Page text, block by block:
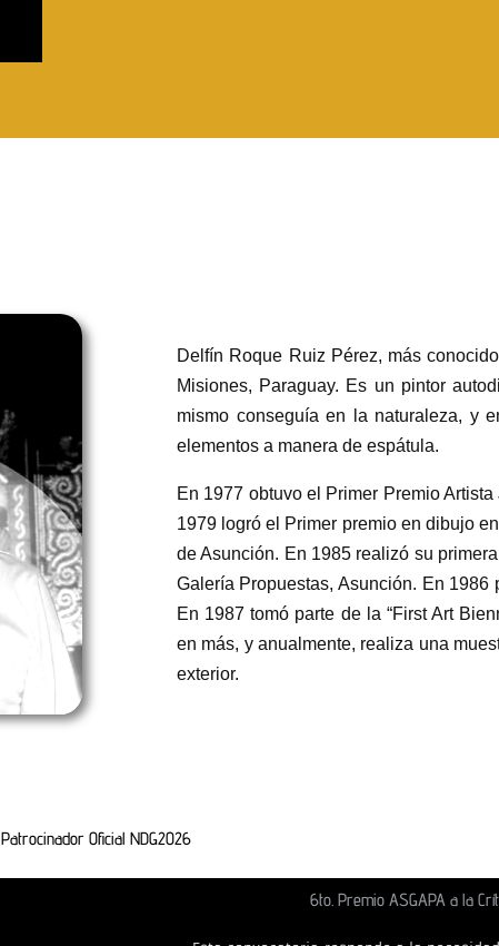
Delfín Roque Ruiz Pérez, más
Misiones, Paraguay. Es un pintor
mismo conseguía en la naturaleza, y
elementos a manera de espátula.
En 1977 obtuvo el Primer Premio
1979 logró el Primer premio en dibujo
de Asunción. En 1985 realizó su
Galería Propuestas, Asunción. En
En 1987 tomó parte de la “First Art
en más, y anualmente, realiza una
exterior.
Patrocinador Oficial NDG2026
6to. Premio ASGAPA a la